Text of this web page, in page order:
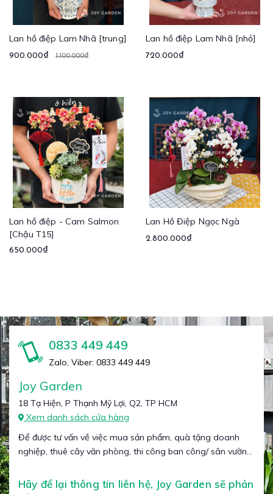
Lan hồ điệp Lam Nhã [trung]
900.000₫ 1.100.000₫
Lan hồ điệp Lam Nhã [nhỏ]
720.000₫
Lan hồ điệp - Cam Salmon
[Chậu T15]
650.000₫
Lan Hồ Điệp Ngọc Ngà
2.800.000₫
0833 449 449
Zalo, Viber: 0833 449 449
Joy Garden
18 Tạ Hiện, P Thạnh Mỹ Lợi, Q2, TP HCM
Xem danh sách cửa hàng
Để được tư vấn về việc mua sản phẩm, quà tặng doanh
nghiệp, thuê cây văn phòng, thi công ban công/ sân vườn...
Hãy để lại thông tin liên hệ, Joy Garden sẽ phản